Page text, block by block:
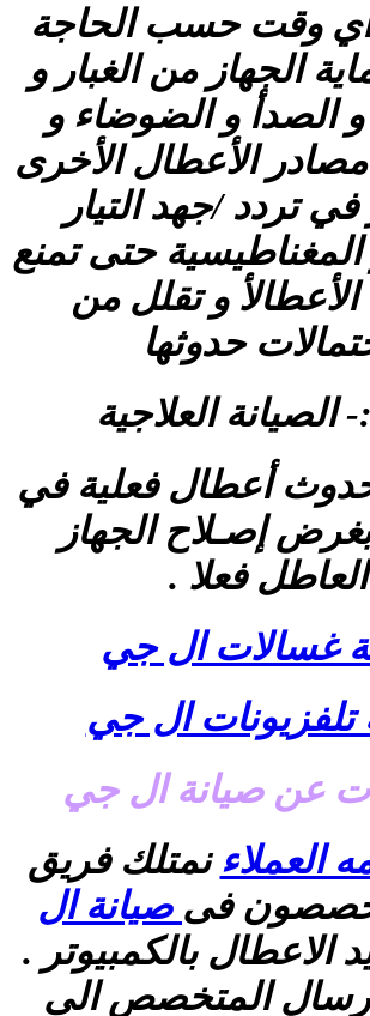
وقت حسب الحاجة
الجهاز من الغبار و
و الصدأ و الضوضاء و
الأعطال الأخرى
في تردد /جهد التيار
حتى تمنع
و تقلل من
حدوثها
:- الصيانة العلاجية
أعطال فعلية في
إصـلاح الجهاز
العاطل فعلا .
غسالات ال جي
تلفزيونات ال جي
عن صيانة ال جي
العملاءنمتلك فريق
فى صيانة ال
الاعطال بالكمبيوتر .
المتخصص الى